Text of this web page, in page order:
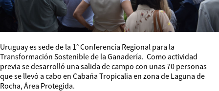
Uruguay es sede de la 1° Conferencia Regional para la
Transformación Sostenible de la Ganadería. Como actividad
previa se desarrolló una salida de campo con unas 70 personas
que se llevó a cabo en Cabaña Tropicalia en zona de Laguna de
Rocha, Área Protegida.